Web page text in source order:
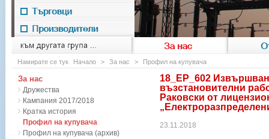
към другата група ... За нас
EVN for
Търговци
Производители
Намирате се тук Начало > За нас > Профил на купувача
18_ЕР_602
възстановителни
Раковски от
23.11.2018
За нас
Дружества
Кампания 2017/2018
Кратка история
Профил на купувача
Профил на купувача (архив)